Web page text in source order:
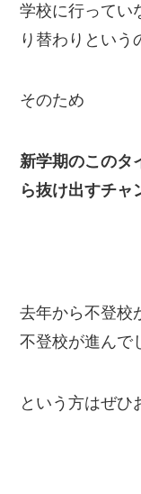
学校に行ってい
り替わりという
そのため
新学期のこのタ
ら抜け出すチャ
去年から不登校
不登校が進ん
という方はぜひ